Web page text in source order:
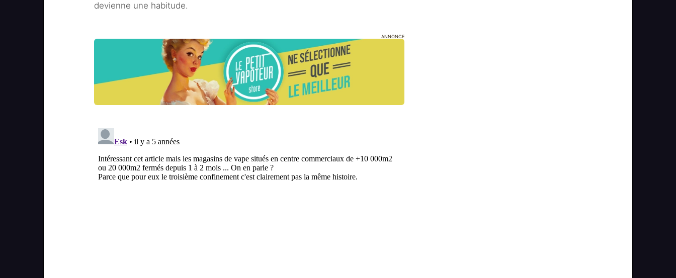
devienne une habitude.
ANNONCE